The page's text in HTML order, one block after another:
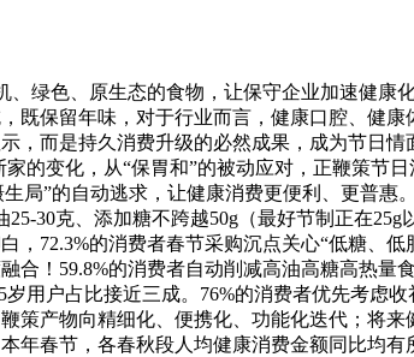
色、原生态的食物，让保守企业加速健康
既保留年味，对于行业而言，健康口腔、健
，而是持久消费升级的必然成果，成为节日
的变化，从“保胃和”的被动应对，正鞭策节
局”的自动逃求，让健康消费更便利、更普
30克、添加糖不跨越50g（最好节制正在
72.3%的消费者春节采购沉点关心“低糖、
！59.8%的消费者自动削减高油高糖高热量
用户占比接近三成。76%的消费者优先考虑
策产物向精细化、便携化、功能化迭代；将
年春节，各春秋段人均健康消费金额同比均